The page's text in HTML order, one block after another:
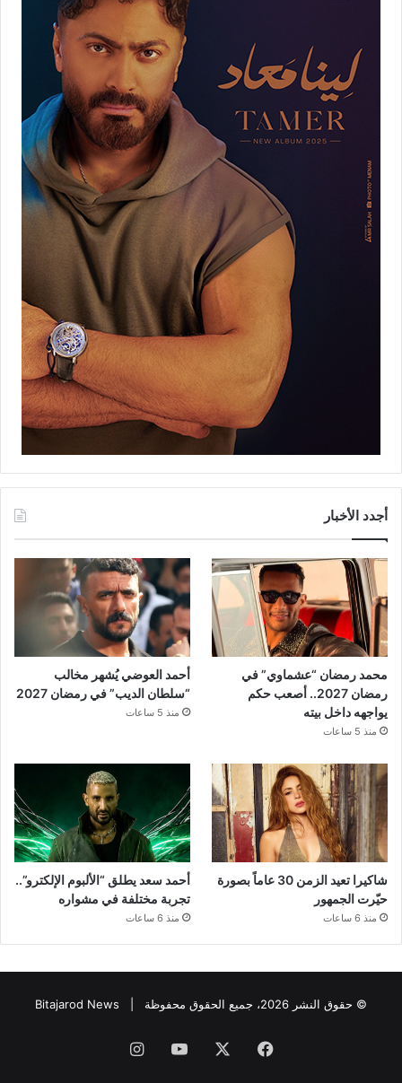
أجدد الأخبار
محمد رمضان “عشماوي” في
رمضان 2027.. أصعب حكم
يواجهه داخل بيته
منذ 5 ساعات
أحمد العوضي يُشهر مخالب
“سلطان الديب” في رمضان 2027
منذ 5 ساعات
شاكيرا تعيد الزمن 30 عاماً بصورة
حيّرت الجمهور
منذ 6 ساعات
أحمد سعد يطلق “الألبوم الإلكترو”..
تجربة مختلفة في مشواره
منذ 6 ساعات
© حقوق النشر 2026، جميع الحقوق محفوظة | Bitajarod News
فيسبوك ‫YouTubeانستقرام